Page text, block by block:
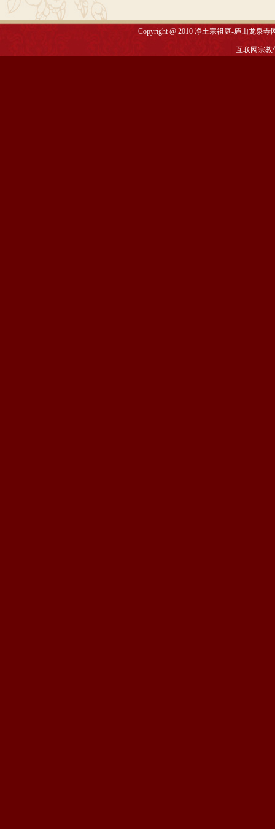
Copyright @ 2010净土宗祖庭-庐山龙泉寺
互联网宗教